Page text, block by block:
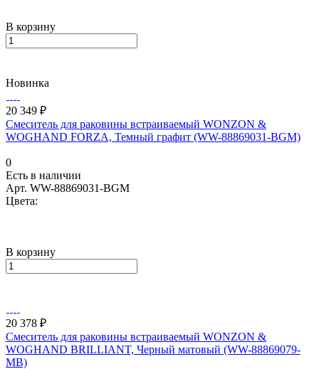
В корзину
Новинка
20 349 ₽
Смеситель для раковины встраиваемый WONZON &
WOGHAND FORZA, Темный графит (WW-88869031-BGM)
0
Есть в наличии
Арт. WW-88869031-BGM
Цвета:
В корзину
20 378 ₽
Смеситель для раковины встраиваемый WONZON &
WOGHAND BRILLIANT, Черный матовый (WW-88869079-
MB)